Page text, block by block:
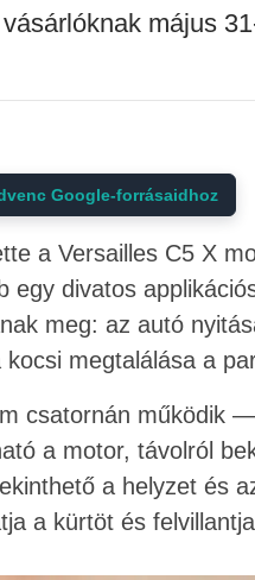
május
Google-forrásaidhoz
a Versailles C5 X
egy divatos
meg: az autó
megtalálása a
csatornán működik
a motor, távolról
a helyzet és
a kürtöt és